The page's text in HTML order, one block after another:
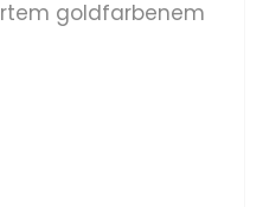
goldfarbenem